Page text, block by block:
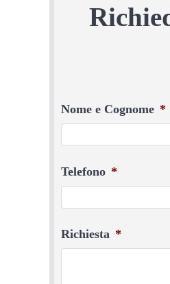
Nome e Cognome *
Telefono *
Richiesta *